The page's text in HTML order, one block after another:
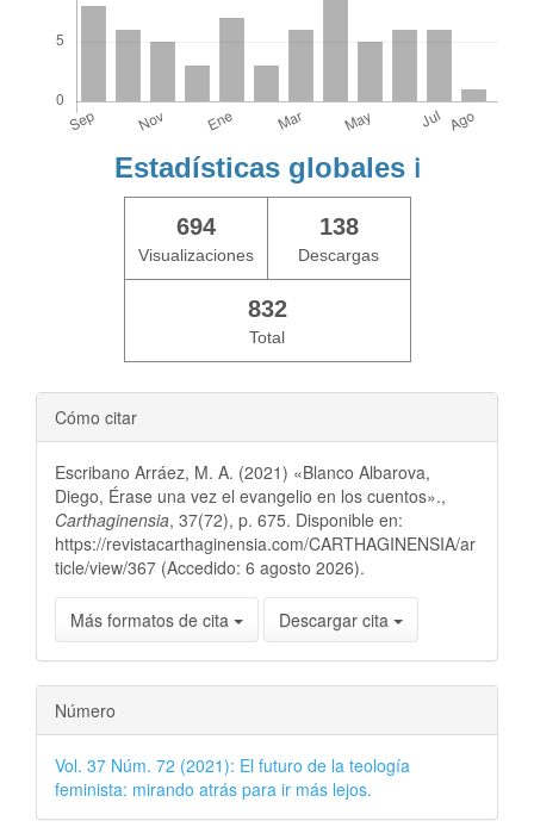
Estadísticas globales ℹ️
694
Visualizaciones
138
Descargas
832
Total
Cómo citar
Escribano Arráez, M. A. (2021) «Blanco Albarova,
Diego, Érase una vez el evangelio en los cuentos».,
Carthaginensia, 37(72), p. 675. Disponible en:
https://revistacarthaginensia.com/CARTHAGINENSIA/ar
ticle/view/367 (Accedido: 6 agosto 2026).
Más formatos de cita Descargar cita
Número
Vol. 37 Núm. 72 (2021): El futuro de la teología
feminista: mirando atrás para ir más lejos.